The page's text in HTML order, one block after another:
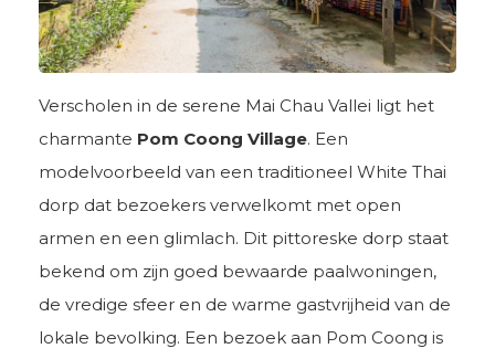
Verscholen in de serene Mai Chau Vallei ligt het
charmante Pom Coong Village. Een
modelvoorbeeld van een traditioneel White Thai
dorp dat bezoekers verwelkomt met open
armen en een glimlach. Dit pittoreske dorp staat
bekend om zijn goed bewaarde paalwoningen,
de vredige sfeer en de warme gastvrijheid van de
lokale bevolking. Een bezoek aan Pom Coong is